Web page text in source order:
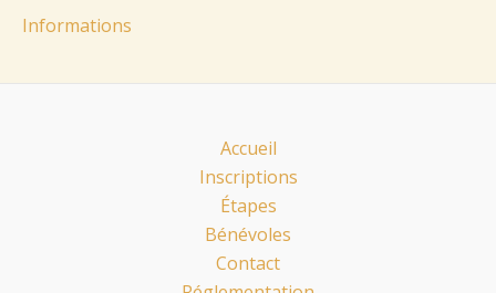
Informations
Accueil
Inscriptions
Étapes
Bénévoles
Contact